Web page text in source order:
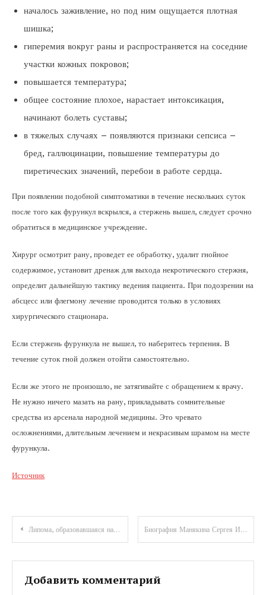
началось заживление, но под ним ощущается плотная
шишка;
гиперемия вокруг раны и распространяется на соседние
участки кожных покровов;
повышается температура;
общее состояние плохое, нарастает интоксикация,
начинают болеть суставы;
в тяжелых случаях – появляются признаки сепсиса –
бред, галлюцинации, повышение температуры до
пиретических значений, перебои в работе сердца.
При появлении подобной симптоматики в течение нескольких суток
после того как фурункул вскрылся, а стержень вышел, следует срочно
обратиться в медицинское учреждение.
Хирург осмотрит рану, проведет ее обработку, удалит гнойное
содержимое, установит дренаж для выхода некротического стержня,
определит дальнейшую тактику ведения пациента. При подозрении на
абсцесс или флегмону лечение проводится только в условиях
хирургического стационара.
Если стержень фурункула не вышел, то наберитесь терпения. В
течение суток гной должен отойти самостоятельно.
Если же этого не произошло, не затягивайте с обращением к врачу.
Не нужно ничего мазать на рану, прикладывать сомнительные
средства из арсенала народной медицины. Это чревато
осложнениями, длительным лечением и некрасивым шрамом на месте
фурункула.
Источник
Навигация
по
записям
Липома, образовавшаяся на шее: причины появления и код по МКБ-10 Биография Манякина Сергея Иосифовича — все о ветеране футбола России!
Добавить комментарий